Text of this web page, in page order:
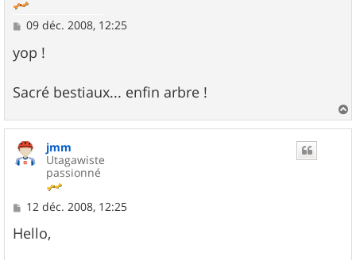
M
s
s
g
e
09 déc. 2008, 12:25
yop !
Sacré bestiaux... enfin arbre !
a
jmm
Utagawiste
passionné
M
s
s
12 déc. 2008, 12:25
Hello,